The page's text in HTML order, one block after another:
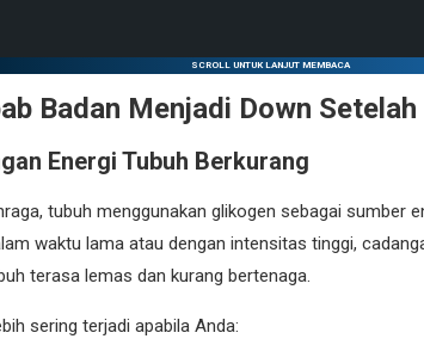
SCROLL UNTUK LANJUT MEMBACA
Badan Menjadi Down
Energi Tubuh Berkurang
tubuh menggunakan glikogen sebagai sumber
waktu lama atau dengan intensitas tinggi,
terasa lemas dan kurang bertenaga.
sering terjadi apabila Anda: